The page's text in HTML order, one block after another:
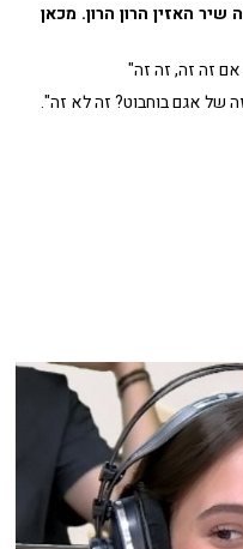
האזין הרון הרון. מכאן
זה זה, זה זה"
של אגם בוחבוט? זה לא זה".